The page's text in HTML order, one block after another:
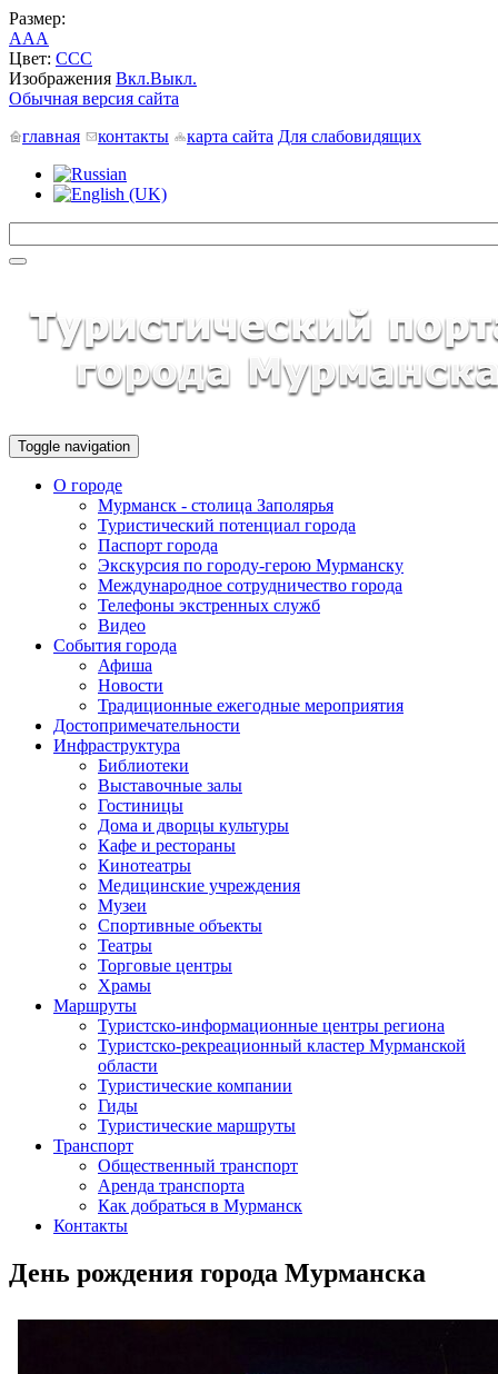
Размер:
AAA
Цвет: CCC
Изображения Вкл.Выкл.
Обычная версия сайта
главная
контакты карта сайта Для слабовидящих
Toggle navigation
О городе
Мурманск - столица Заполярья
Туристический потенциал города
Паспорт города
Экскурсия по городу-герою Мурманску
Международное сотрудничество города
Телефоны экстренных служб
Видео
События города
Афиша
Новости
Традиционные ежегодные мероприятия
Достопримечательности
Инфраструктура
Библиотеки
Выставочные залы
Гостиницы
Дома и дворцы культуры
Кафе и рестораны
Кинотеатры
Медицинские учреждения
Музеи
Спортивные объекты
Театры
Торговые центры
Храмы
Маршруты
Туристско-информационные центры региона
Туристско-рекреационный кластер Мурманской
области
Туристические компании
Гиды
Туристические маршруты
Транспорт
Общественный транспорт
Аренда транспорта
Как добраться в Мурманск
Контакты
День рождения города Мурманска